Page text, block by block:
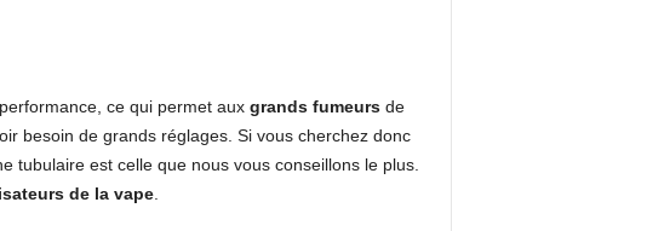
ce qui permet aux grands fumeursde
besoin de grands réglages. Si vous cherchez donc
tubulaire est celle que nous vous conseillons le plus.
de la vape.